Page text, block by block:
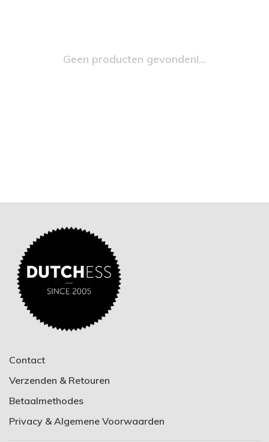
Geen producten gevonden!...
Contact
Verzenden & Retouren
Betaalmethodes
Privacy & Algemene Voorwaarden